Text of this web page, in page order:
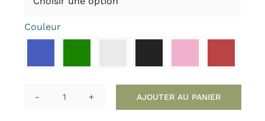
Couleur
AJOUTER AU PANIER